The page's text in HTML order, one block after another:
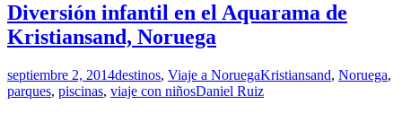
Diversión infantil en el Aquarama de
Kristiansand, Noruega
septiembre 2, 2014destinos, Viaje a NoruegaKristiansand, Noruega,
parques, piscinas, viaje con niñosDaniel Ruiz